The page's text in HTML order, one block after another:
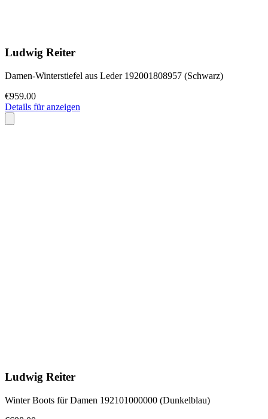
Ludwig Reiter
Damen-Winterstiefel aus Leder 192001808957 (Schwarz)
€959.00
Details für anzeigen
Ludwig Reiter
Winter Boots für Damen 192101000000 (Dunkelblau)